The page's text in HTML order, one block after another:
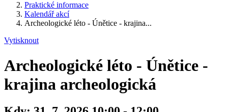
Praktické informace
Kalendář akcí
Archeologické léto - Únětice - krajina...
Vytisknout
Archeologické léto - Únětice -
krajina archeologická